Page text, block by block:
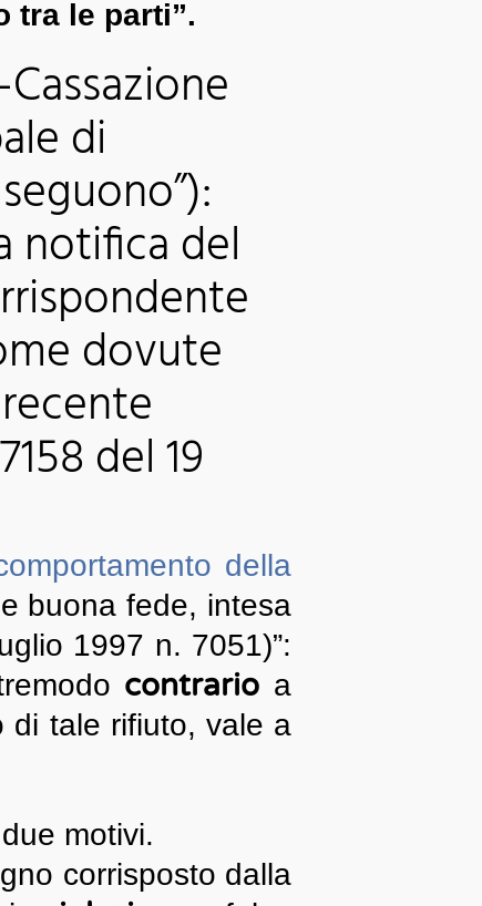
tra le parti”.
di
notifica del
dovute
del 19
della
e buona fede, intesa
1997 n. 7051)”:
contrario a
di tale rifiuto, vale a
motivi.
corrisposto dalla